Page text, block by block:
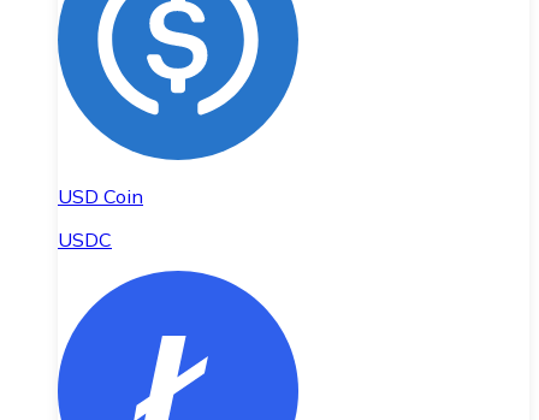
USD Coin
USDC